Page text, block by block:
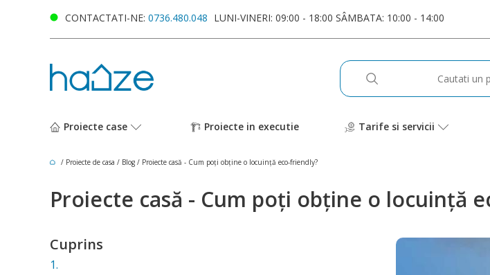
CONTACTATI-NE: 0736.480.048 LUNI-VINERI: 09:00 - 18:00 SÂMBATA: 10:00 - 14:00
Proiecte case Proiecte in executie Tarife si servicii
/ Proiecte de casa / Blog / Proiecte casă - Cum poți obține o locuință eco-friendly?
Proiecte casă - Cum poți obține o locuință
Cuprins
1.